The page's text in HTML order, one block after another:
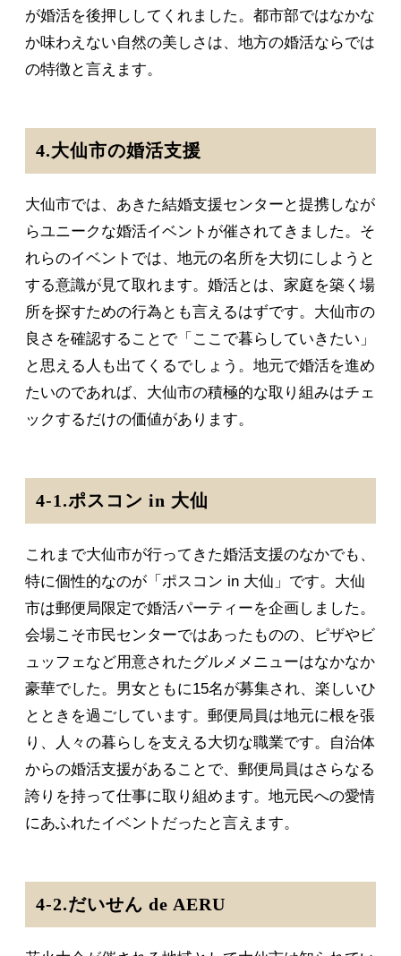
が婚活を後押ししてくれました。都市部ではなかな
か味わえない自然の美しさは、地方の婚活ならでは
の特徴と言えます。
4.大仙市の婚活支援
大仙市では、あきた結婚支援センターと提携しなが
らユニークな婚活イベントが催されてきました。そ
れらのイベントでは、地元の名所を大切にしようと
する意識が見て取れます。婚活とは、家庭を築く場
所を探すための行為とも言えるはずです。大仙市の
良さを確認することで「ここで暮らしていきたい」
と思える人も出てくるでしょう。地元で婚活を進め
たいのであれば、大仙市の積極的な取り組みはチェ
ックするだけの価値があります。
4-1.ポスコン in 大仙
これまで大仙市が行ってきた婚活支援のなかでも、
特に個性的なのが「ポスコン in 大仙」です。大仙
市は郵便局限定で婚活パーティーを企画しました。
会場こそ市民センターではあったものの、ピザやビ
ュッフェなど用意されたグルメメニューはなかなか
豪華でした。男女ともに15名が募集され、楽しいひ
とときを過ごしています。郵便局員は地元に根を張
り、人々の暮らしを支える大切な職業です。自治体
からの婚活支援があることで、郵便局員はさらなる
誇りを持って仕事に取り組めます。地元民への愛情
にあふれたイベントだったと言えます。
4-2.だいせん de AERU